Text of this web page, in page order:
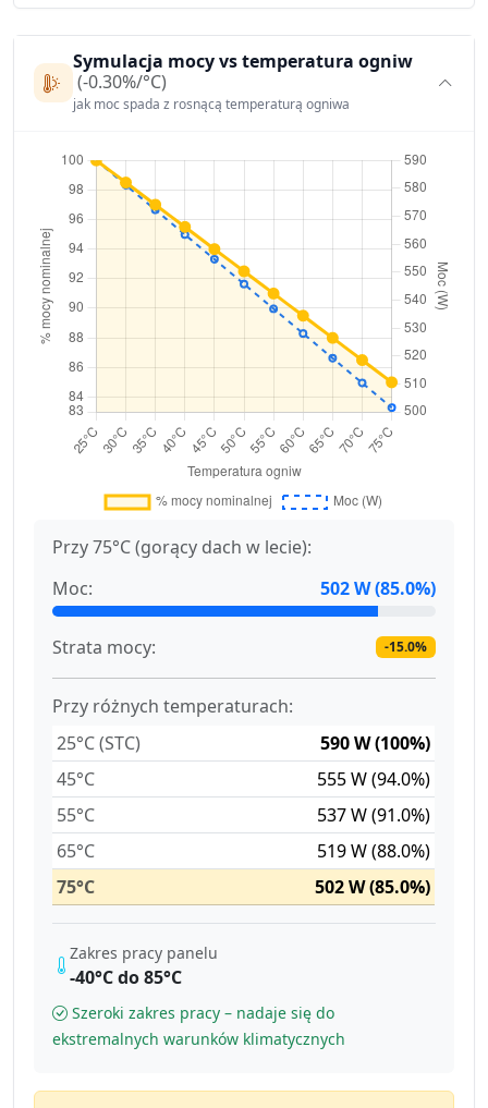
Symulacja mocy vs temperatura ogniw
(-0.30%/°C)
jak moc spada z rosnącą temperaturą ogniwa
Przy 75°C (gorący dach w lecie):
Moc:
502 W (85.0%)
Strata mocy: -15.0%
Przy różnych temperaturach:
25°C (STC)
590 W (100%)
45°C
555 W (94.0%)
55°C
537 W (91.0%)
65°C
519 W (88.0%)
75°C
502 W (85.0%)
Zakres pracy panelu
-40°C do 85°C
Szeroki zakres pracy – nadaje się do
ekstremalnych warunków klimatycznych